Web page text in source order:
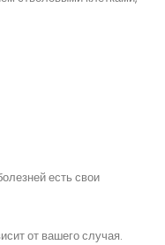
есть свои
от вашего случая.